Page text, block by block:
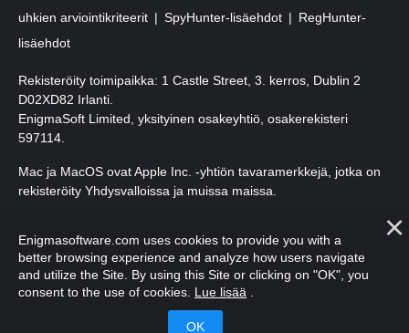
uhkien arviointikriteerit
SpyHunter-lisäehdot
RegHunter-
lisäehdot
Rekisteröity toimipaikka: 1 Castle Street, 3. kerros, Dublin 2
D02XD82 Irlanti.
EnigmaSoft Limited, yksityinen osakeyhtiö, osakerekisteri
597114.
Mac ja MacOS ovat Apple Inc. -yhtiön tavaramerkkejä, jotka on
rekisteröity Yhdysvalloissa ja muissa maissa.
pidätetään.
Enigmasoftware.com uses cookies to provide you with a
better browsing experience and analyze how users navigate
and utilize the Site. By using this Site or clicking on "OK", you
consent to the use of cookies. Lue lisää